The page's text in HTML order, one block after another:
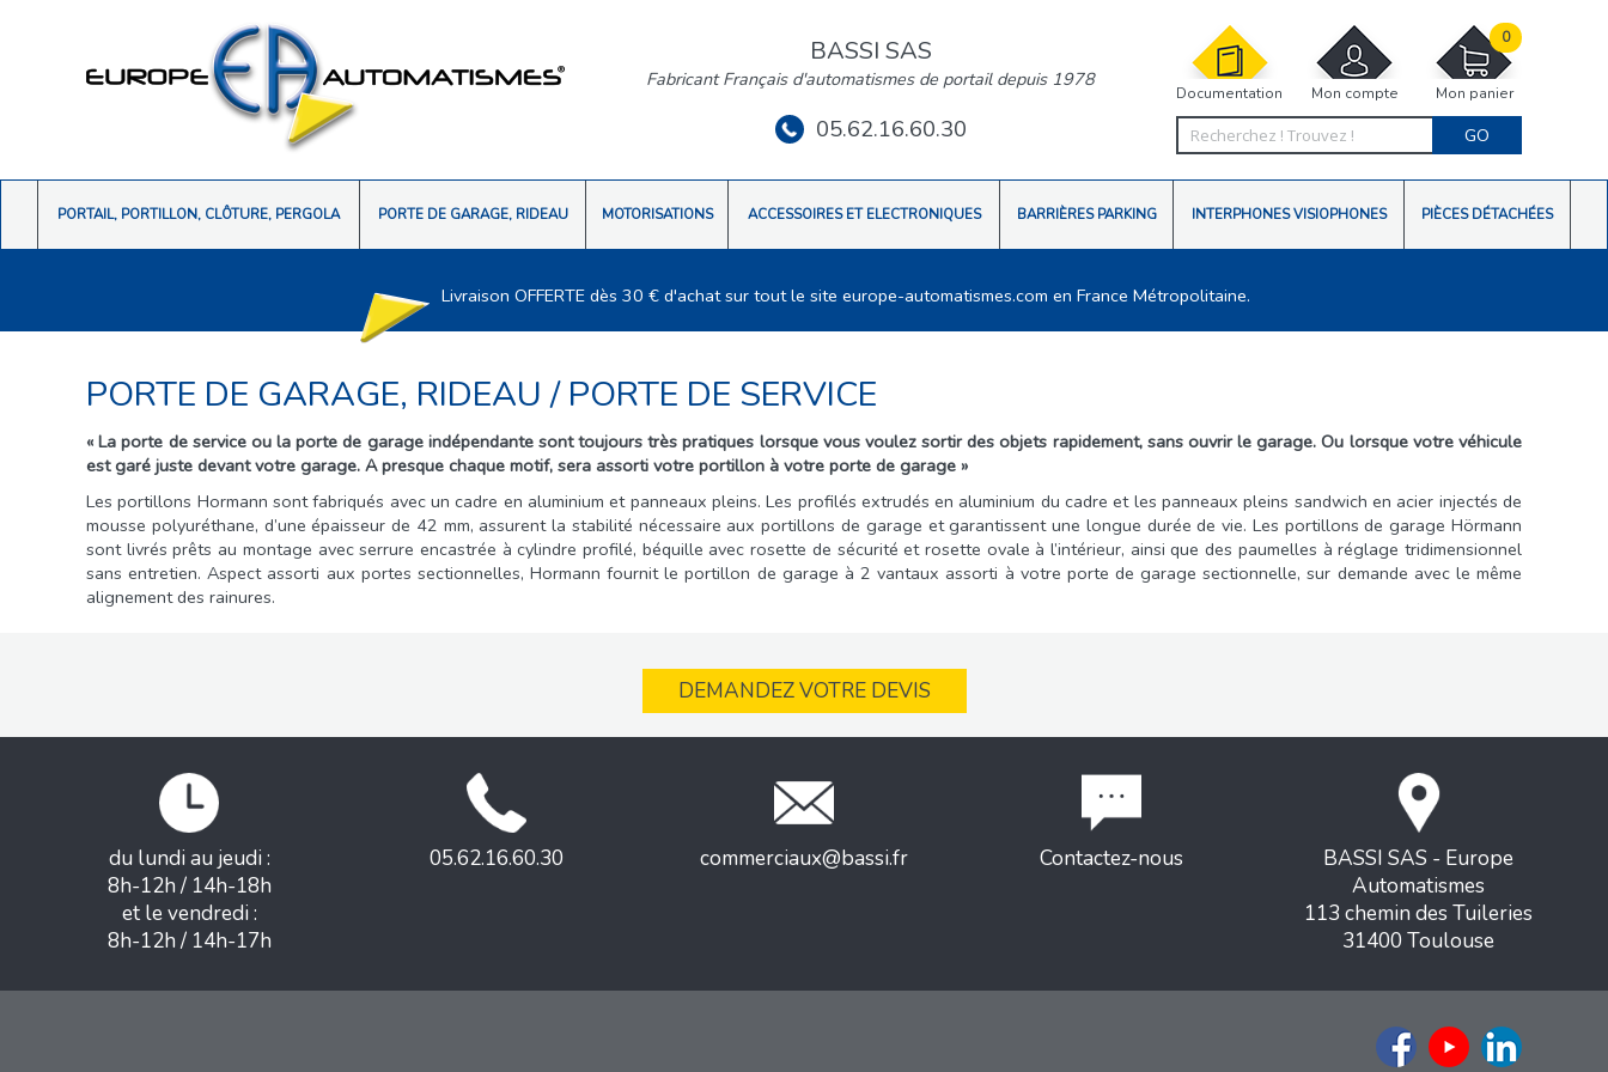
Documentation Mon compte Mon panier
0
GO
BASSI SAS
Fabricant Français d'automatismes de portail depuis 1978
05.62.16.60.30
PORTAIL, PORTILLON, CLÔTURE, PERGOLA PORTE DE GARAGE, RIDEAU MOTORISATIONS ACCESSOIRES ET ELECTRONIQUES BARRIÈRES PARKING INTERPHONES VISIOPHONES PIÈCES DÉTACHÉES
Livraison OFFERTE dès 30 € d'achat sur tout le site europe-automatismes.com en France Métropolitaine.
PORTE DE GARAGE, RIDEAU/ PORTE DE SERVICE
« La porte de service ou la porte de garage indépendante sont toujours très pratiques lorsque vous voulez sortir des objets rapidement, sans ouvrir le garage. Ou lorsque votre véhicule
est garé juste devant votre garage. A presque chaque motif, sera assorti votre portillon à votre porte de garage »
Les portillons Hormann sont fabriqués avec un cadre en aluminium et panneaux pleins. Les profilés extrudés en aluminium du cadre et les panneaux pleins sandwich en acier injectés de
mousse polyuréthane, d’une épaisseur de 42 mm, assurent la stabilité nécessaire aux portillons de garage et garantissent une longue durée de vie. Les portillons de garage Hörmann
sont livrés prêts au montage avec serrure encastrée à cylindre profilé, béquille avec rosette de sécurité et rosette ovale à l’intérieur, ainsi que des paumelles à réglage tridimensionnel
sans entretien. Aspect assorti aux portes sectionnelles, Hormann fournit le portillon de garage à 2 vantaux assorti à votre porte de garage sectionnelle, sur demande avec le même
alignement des rainures.
DEMANDEZ VOTRE DEVIS
du lundi au jeudi :
8h-12h / 14h-18h
et le vendredi :
8h-12h / 14h-17h
05.62.16.60.30 commerciaux@bassi.fr Contactez-nous
BASSI SAS - Europe
Automatismes
113 chemin des Tuileries
31400 Toulouse